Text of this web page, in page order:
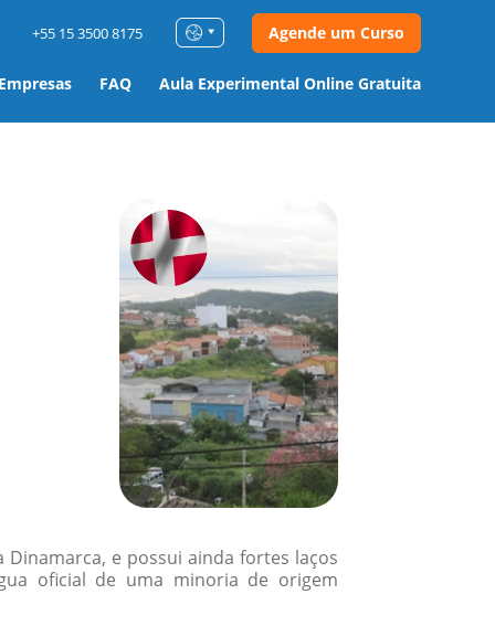
FAQ Aula Experimental Online Gratuita
+55 15 3500 8175 Agende um Curso
e possui ainda fortes laços
oficial de uma minoria de origem